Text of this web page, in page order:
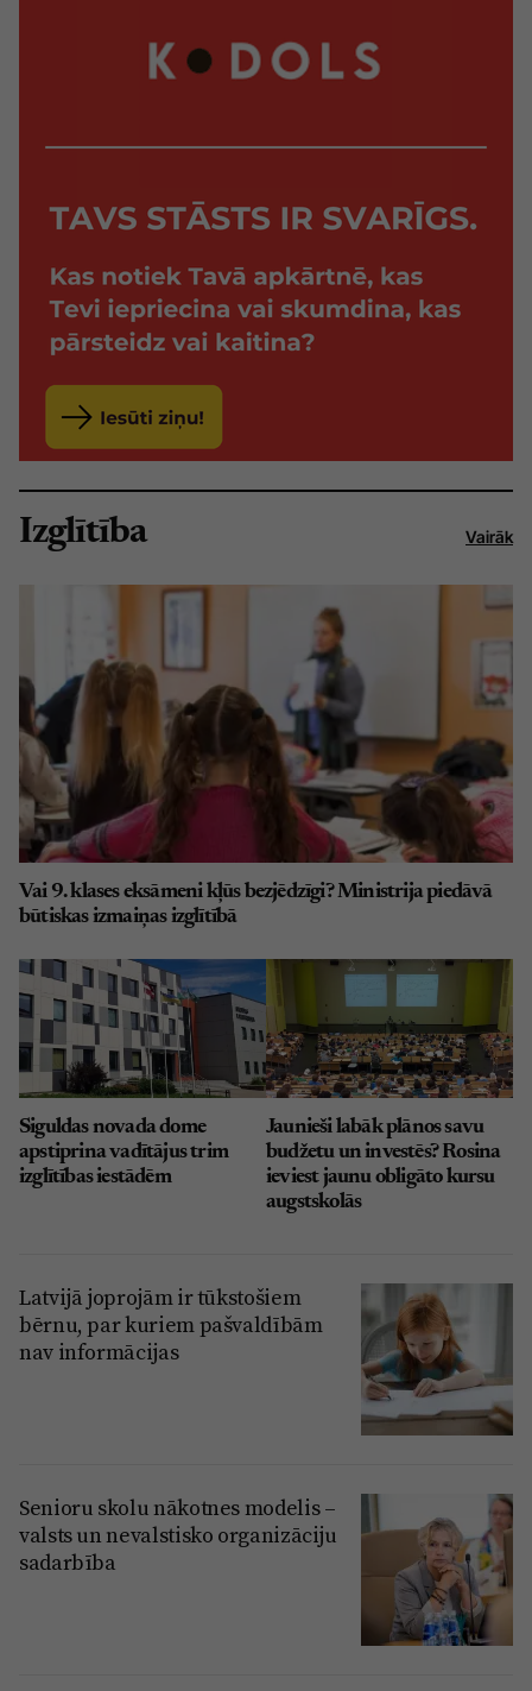
Izglītība Vairāk
Vai 9. klases eksāmeni kļūs bezjēdzīgi? Ministrija piedāvā
būtiskas izmaiņas izglītībā
Siguldas novada dome
apstiprina vadītājus trim
izglītības iestādēm
Jaunieši labāk plānos savu
budžetu un investēs? Rosina
ieviest jaunu obligāto kursu
augstskolās
Latvijā joprojām ir tūkstošiem
bērnu, par kuriem pašvaldībām
nav informācijas
Senioru skolu nākotnes modelis –
valsts un nevalstisko organizāciju
sadarbība